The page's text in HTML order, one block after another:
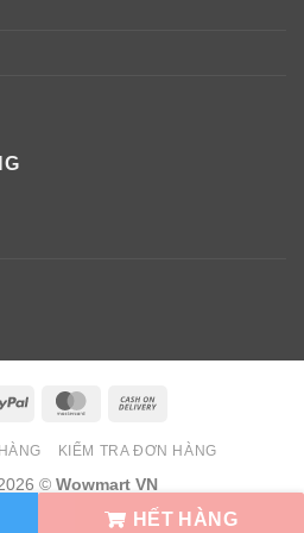
bữa ăn.
IU) này nhỏ hơn đồng xu
với nước.
PayPal MasterCard
Delivery
KIỂM TRA ĐƠN HÀNG
© Wowmart VN
HẾT HÀNG